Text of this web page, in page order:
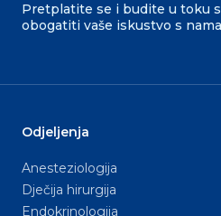
Pretplatite se i budite u toku
obogatiti vaše iskustvo s
Odjeljenja
Anesteziologija
Dječija hirurgija
Endokrinologija